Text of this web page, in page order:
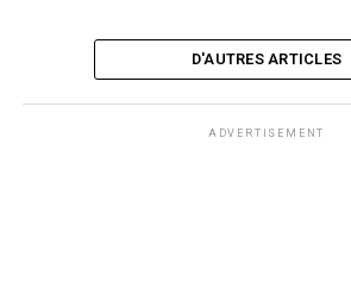
D'AUTRES ARTICLES
ADVERTISEMENT